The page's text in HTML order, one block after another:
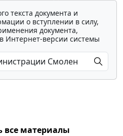
текста документа и
о вступлении в силу,
документа,
Интернет-версии системы
все материалы